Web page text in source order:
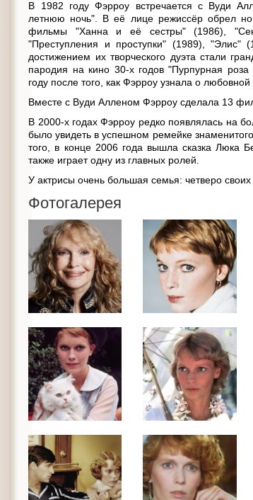
В 1982 году Фэрроу встречается с Вуди
летнюю ночь". В её лице режиссёр обрел
фильмы "Ханна и её сестры" (1986),
"Преступления и проступки" (1989),
достижением их творческого дуэта стали
пародия на кино 30-х годов "Пурпурная
году после того, как Фэрроу узнала о
Вместе с Вуди Алленом Фэрроу сделала 13
В 2000-х годах Фэрроу редко появлялась на
было увидеть в успешном ремейке
того, в конце 2006 года вышла сказка Люка
также играет одну из главных ролей.
У актрисы очень большая семья: четверо
Фотогалерея